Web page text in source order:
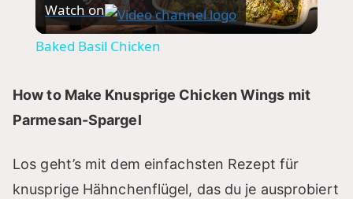
l
V
Watch on
Baked Basil Chicken
How to Make Knusprige Chicken Wings mit
Parmesan-Spargel
Los geht’s mit dem einfachsten Rezept für
knusprige Hähnchenflügel, das du je ausprobiert